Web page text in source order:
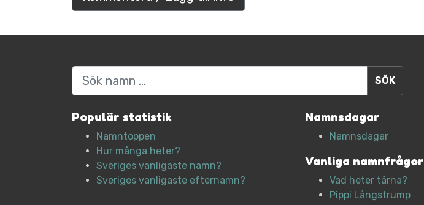
Sök
Populär statistik
Namntoppen
Hur många heter?
Sveriges vanligaste namn?
Sveriges vanligaste efternamn?
Namnsdagar
Namnsdagar
Vanliga namnfrågor
Vad heter tårna?
Pippi Långstrump